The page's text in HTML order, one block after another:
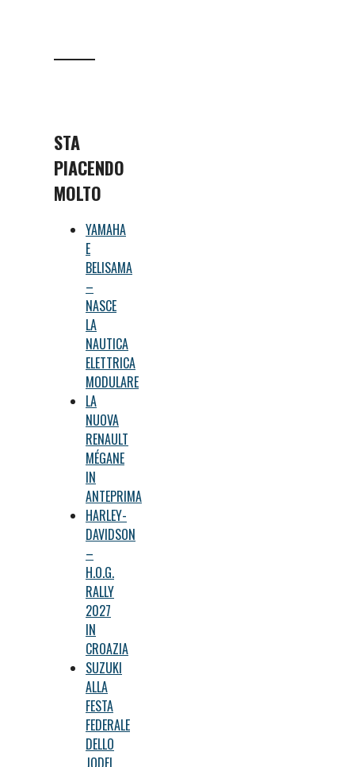
STA
PIACENDO
MOLTO
YAMAHA
E
BELISAMA
–
NASCE
LA
NAUTICA
ELETTRICA
MODULARE
LA
NUOVA
RENAULT
MÉGANE
IN
ANTEPRIMA
HARLEY-
DAVIDSON
–
H.O.G.
RALLY
2027
IN
CROAZIA
SUZUKI
ALLA
FESTA
FEDERALE
DELLO
JODEL